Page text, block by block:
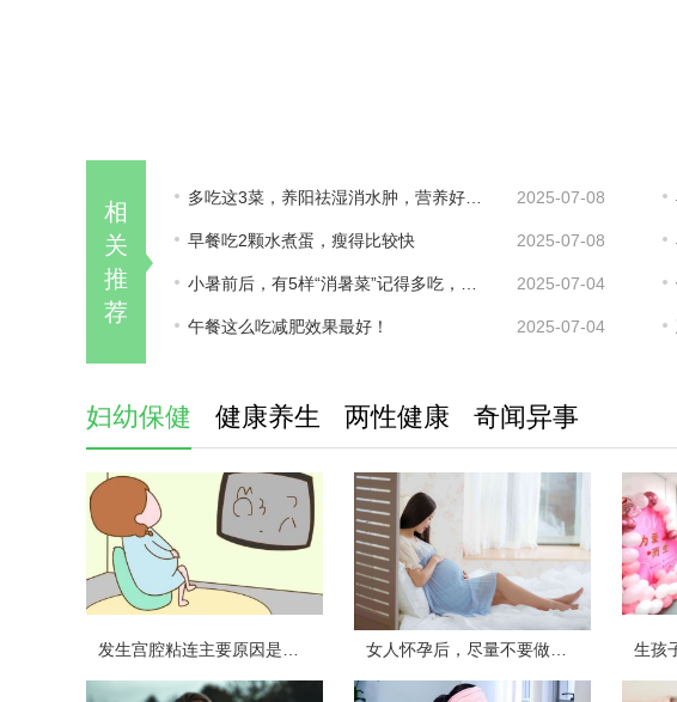
相
关
推
荐
多吃这3菜，养阳祛湿消水肿，营养好吃不上火 2025-07-08
早餐吃2颗水煮蛋，瘦得比较快 2025-07-08
小暑前后，有5样“消暑菜”记得多吃，精神旺疲惫少 2025-07-04
午餐这么吃减肥效果最好！ 2025-07-04
妇幼保健 健康养生 两性健康 奇闻异事
发生宫腔粘连主要原因是什么？ 女人怀孕后，尽量不要做以下几件事情，对自己和胎儿都不利